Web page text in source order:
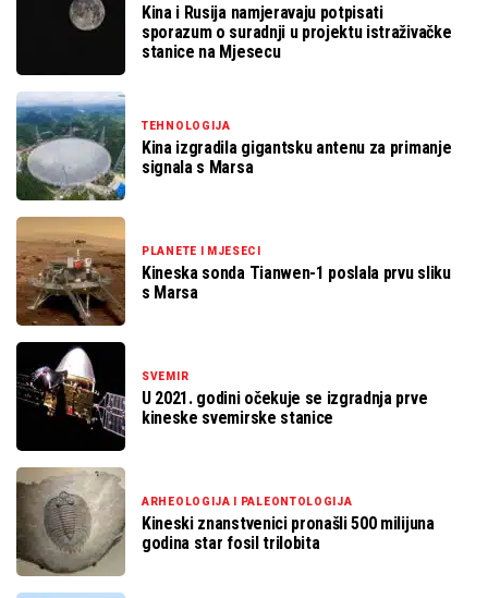
Kina i Rusija namjeravaju potpisati
sporazum o suradnji u projektu istraživačke
stanice na Mjesecu
TEHNOLOGIJA
Kina izgradila gigantsku antenu za primanje
signala s Marsa
PLANETE I MJESECI
Kineska sonda Tianwen-1 poslala prvu sliku
s Marsa
SVEMIR
U 2021. godini očekuje se izgradnja prve
kineske svemirske stanice
ARHEOLOGIJA I PALEONTOLOGIJA
Kineski znanstvenici pronašli 500 milijuna
godina star fosil trilobita